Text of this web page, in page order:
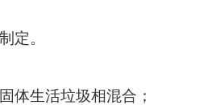
定。
生活垃圾相混合；